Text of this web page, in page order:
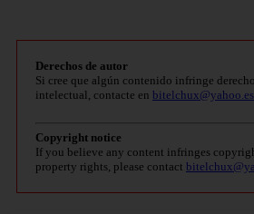
Derechos de autor
Si cree que algún contenido infringe
intelectual, contacte en bitelchux@yahoo.es
Copyright notice
If you believe any content infringes
property rights, please contact